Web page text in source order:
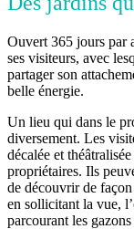
Ouvert 365 jours par
ses visiteurs, avec
partager son
belle énergie.
Un lieu qui dans le
diversement. Les
décalée et
propriétaires. Ils
de découvrir de
en sollicitant la vue,
parcourant les